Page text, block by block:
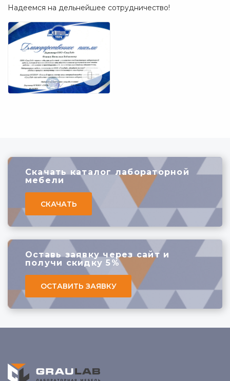
Надеемся на дельнейшее сотрудничество!
Скачать каталог лабораторной
мебели
СКАЧАТЬ
Оставь заявку через сайт и
получи скидку 5%
ОСТАВИТЬ ЗАЯВКУ